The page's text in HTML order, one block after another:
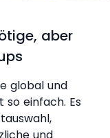
aber
global und
einfach. Es